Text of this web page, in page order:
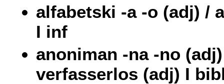
alfabetski -a -o (adj) /
I inf
anoniman -na -no
verfasserlos (adj) I